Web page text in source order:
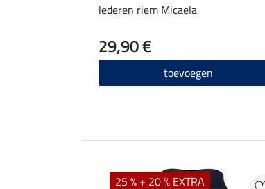
lederen riem Micaela
29,90 €
toevoegen
25 % + 20 % EXTRA